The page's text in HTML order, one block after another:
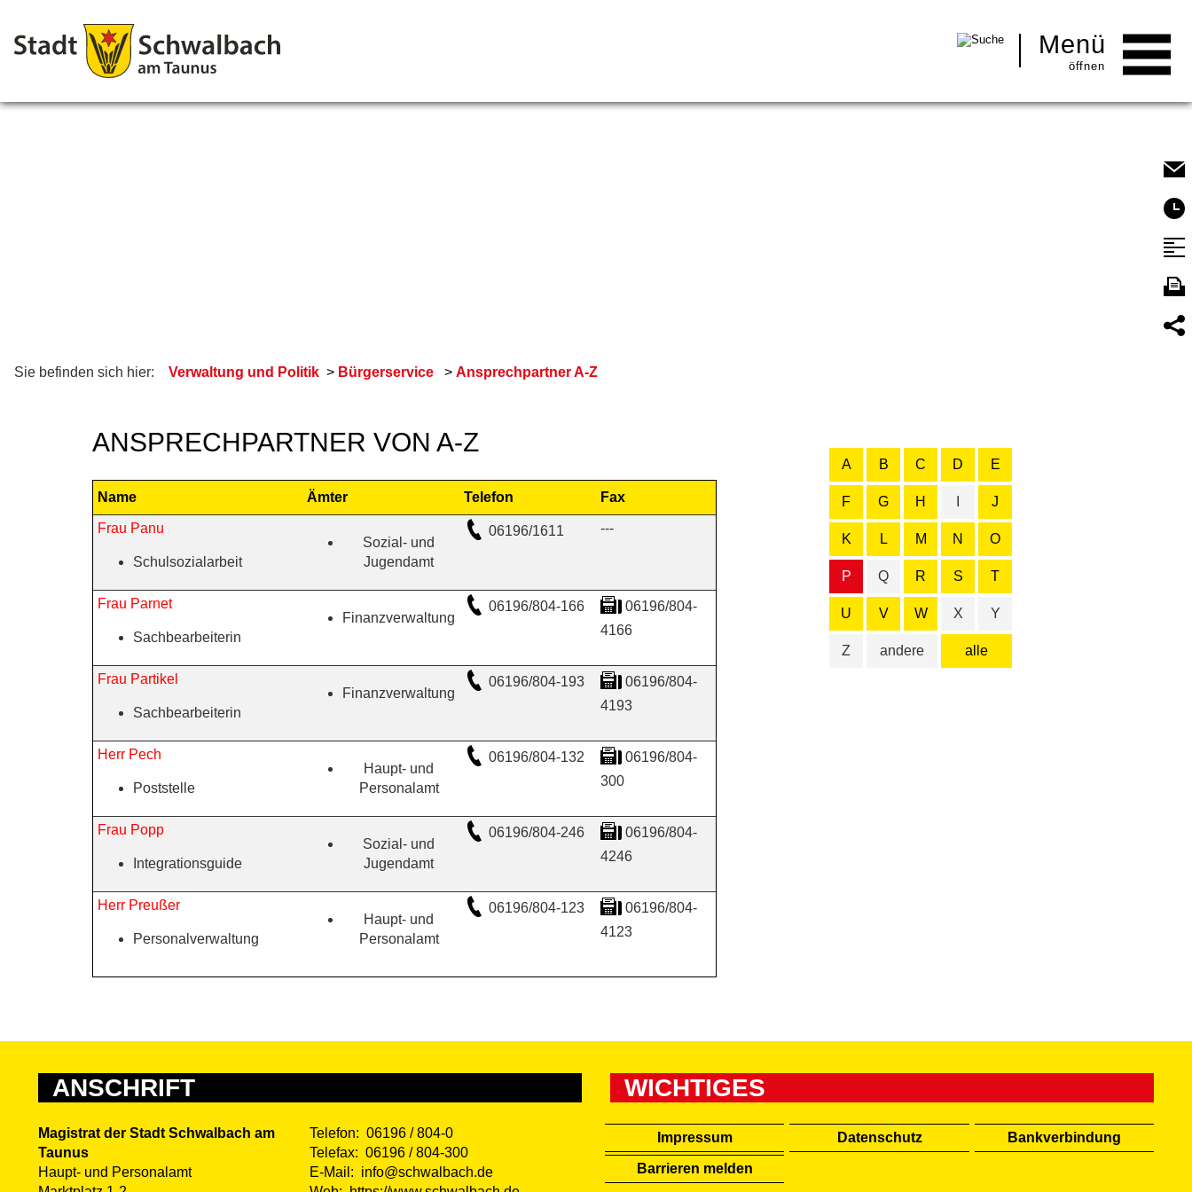
Menü
Sie befinden sich hier: Verwaltung und Politik Bürgerservice Ansprechpartner A-Z
ANSPRECHPARTNER VON A-Z
Name Ämter Telefon Fax
Frau Panu
Schulsozialarbeit
Sozial- und
Jugendamt
06196/1611 ---
Frau Parnet
Sachbearbeiterin
Finanzverwaltung
06196/804-166
06196/804-
4166
Frau Partikel
Sachbearbeiterin
Finanzverwaltung
06196/804-193
06196/804-
4193
Herr Pech
Poststelle
Haupt- und
Personalamt
06196/804-132
06196/804-
300
Frau Popp
Integrationsguide
Sozial- und
Jugendamt
06196/804-246
06196/804-
4246
Herr Preußer
Personalverwaltung
Haupt- und
Personalamt
06196/804-123
06196/804-
4123
alle
A B C D E
F G H J
K L M N O
P Q R S T
U V W X Y
Z andere
ANSCHRIFT
Magistrat der Stadt Schwalbach am
Taunus
Haupt- und Personalamt
Telefon: 06196 / 804-0
Telefax: 06196 / 804-300
E-Mail: info@schwalbach.de
WICHTIGES
Impressum Datenschutz Bankverbindung
Barrieren melden